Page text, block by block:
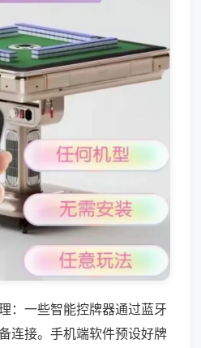
：一些智能控牌器通过蓝牙
连接。手机端软件预设好牌